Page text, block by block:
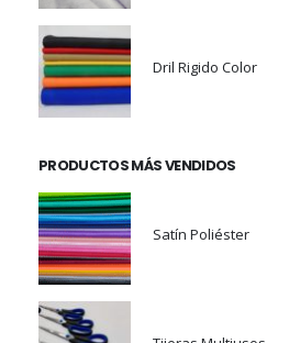
Dril Rigido Color
PRODUCTOS MÁS VENDIDOS
Satín Poliéster